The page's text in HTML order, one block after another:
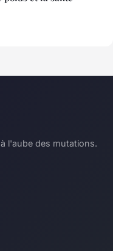
l'aube des mutations.